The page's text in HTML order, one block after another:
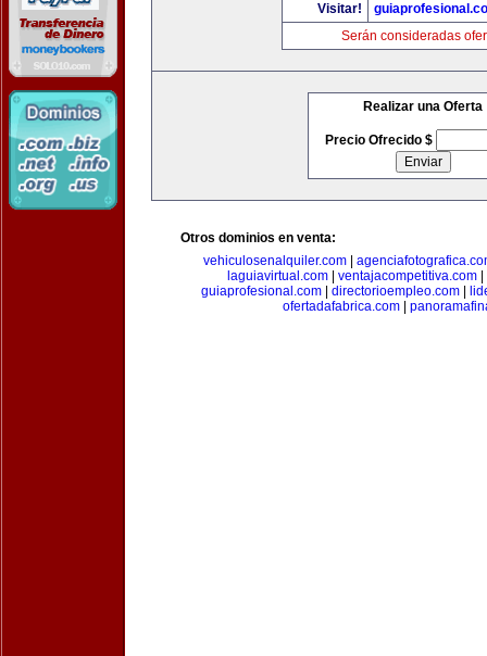
Visitar!
Serán consideradas
Realizar una Oferta
Precio Ofrecido $
Otros dominios en venta:
vehiculosenalquiler.com
laguiavirtual.com
ventajacompetitiva.com
guiaprofesional.com| directorioempleo.com|
ofertadafabrica.com|